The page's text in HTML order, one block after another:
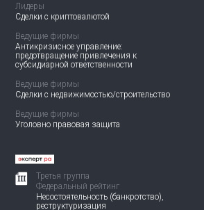
Лидеры
Сделки с криптовалютой
Ведущие фирмы
Антикризисное управление:
предотвращение привлечения к
субсидиарной ответственности
Ведущие фирмы
Сделки с недвижимостью/строительство
Ведущие фирмы
Уголовно правовая защита
Третья группа
Федеральный рейтинг
Несостоятельность (банкротство),
реструктуризация